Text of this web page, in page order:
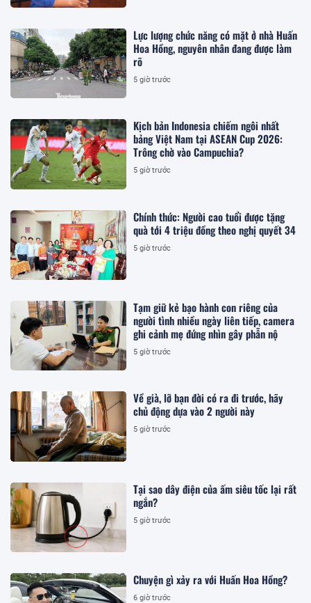
Lực lượng chức năng có mặt ở nhà Huấn
Hoa Hồng, nguyên nhân đang được làm
rõ
5 giờ trước
Kịch bản Indonesia chiếm ngôi nhất
bảng Việt Nam tại ASEAN Cup 2026:
Trông chờ vào Campuchia?
5 giờ trước
Chính thức: Người cao tuổi được tặng
quà tới 4 triệu đồng theo nghị quyết 34
5 giờ trước
Tạm giữ kẻ bạo hành con riêng của
người tình nhiều ngày liên tiếp, camera
ghi cảnh mẹ đứng nhìn gây phẫn nộ
5 giờ trước
Về già, lỡ bạn đời có ra đi trước, hãy
chủ động dựa vào 2 người này
5 giờ trước
Tại sao dây điện của ấm siêu tốc lại rất
ngắn?
5 giờ trước
Chuyện gì xảy ra với Huấn Hoa Hồng?
6 giờ trước